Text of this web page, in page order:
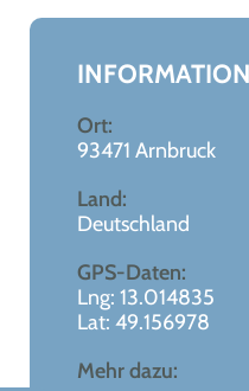
INFORMATION
Ort:
93471 Arnbruck
Land:
Deutschland
GPS-Daten:
Lng: 13.014835
Lat: 49.156978
Mehr dazu: